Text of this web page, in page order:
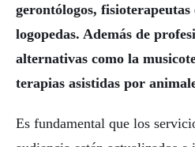
gerontólogos, fisioterapeutas
logopedas. Además de
alternativas como la
terapias asistidas por
Es fundamental que los